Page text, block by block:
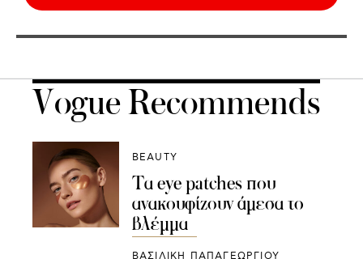
Vogue Recommends
BEAUTY
Τα eye patches που
ανακουφίζουν άμεσα το
βλέμμα
ΒΑΣΙΛΙΚΗ ΠΑΠΑΓΕΩΡΓΙΟΥ